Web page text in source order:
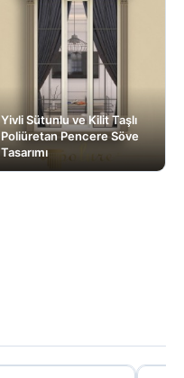
Yivli Sütunlu ve Kilit Taşlı
Poliüretan Pencere Söve
Tasarımı